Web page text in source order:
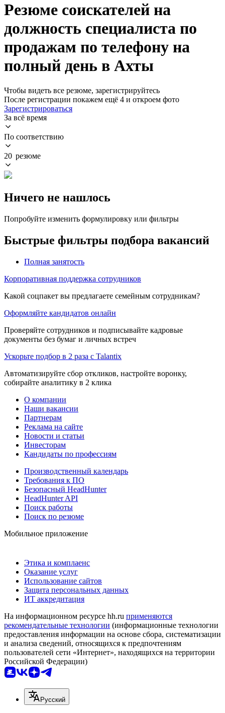
Резюме соискателей на
должность специалиста по
продажам по телефону на
полный день в Ахты
Чтобы видеть все резюме, зарегистрируйтесь
После регистрации покажем ещё 4 и откроем фото
Зарегистрироваться
За всё время
По соответствию
20 резюме
Ничего не нашлось
Попробуйте изменить формулировку или фильтры
Быстрые фильтры подбора вакансий
Полная занятость
Корпоративная поддержка сотрудников
Какой соцпакет вы предлагаете семейным сотрудникам?
Оформляйте кандидатов онлайн
Проверяйте сотрудников и подписывайте кадровые
документы без бумаг и личных встреч
Ускорьте подбор в 2 раза с Talantix
Автоматизируйте сбор откликов, настройте воронку,
собирайте аналитику в 2 клика
О компании
Наши вакансии
Партнерам
Реклама на сайте
Новости и статьи
Инвесторам
Кандидаты по профессиям
Производственный календарь
Требования к ПО
Безопасный HeadHunter
HeadHunter API
Поиск работы
Поиск по резюме
Мобильное приложение
Этика и комплаенс
Оказание услуг
Использование сайтов
Защита персональных данных
ИТ аккредитация
На информационном ресурсе hh.ru применяются
рекомендательные технологии (информационные технологии
предоставления информации на основе сбора, систематизации
и анализа сведений, относящихся к предпочтениям
пользователей сети «Интернет», находящихся на территории
Российской Федерации)
Русский